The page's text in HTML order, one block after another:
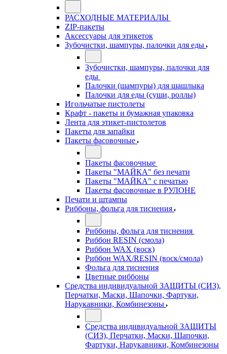
РАСХОДНЫЕ МАТЕРИАЛЫ
ZIP-пакеты
Аксессуары для этикеток
Зубочистки, шампуры, палочки для еды
Зубочистки, шампуры, палочки для
еды
Палочки (шампуры) для шашлыка
Палочки для еды (суши, роллы)
Игольчатые пистолеты
Крафт - пакеты и бумажная упаковка
Лента для этикет-пистолетов
Пакеты для запайки
Пакеты фасовочные
Пакеты фасовочные
Пакеты "МАЙКА" без печати
Пакеты "МАЙКА" с печатью
Пакеты фасовочные в РУЛОНЕ
Печати и штампы
Риббоны, фольга для тиснения
Риббоны, фольга для тиснения
Риббон RESIN (смола)
Риббон WAX (воск)
Риббон WAX/RESIN (воск/смола)
Фольга для тиснения
Цветные риббоны
Средства индивидуальной ЗАЩИТЫ (СИЗ),
Перчатки, Маски, Шапочки, Фартуки,
Нарукавники, Комбинезоны
Средства индивидуальной ЗАЩИТЫ
(СИЗ), Перчатки, Маски, Шапочки,
Фартуки, Нарукавники, Комбинезоны